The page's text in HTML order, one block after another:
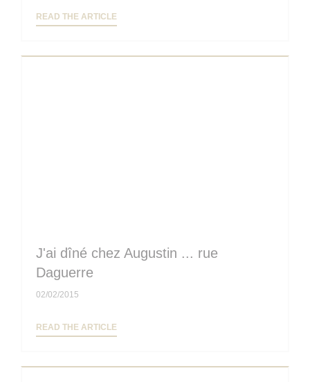
READ THE ARTICLE
J'ai dîné chez Augustin ... rue
Daguerre
02/02/2015
READ THE ARTICLE